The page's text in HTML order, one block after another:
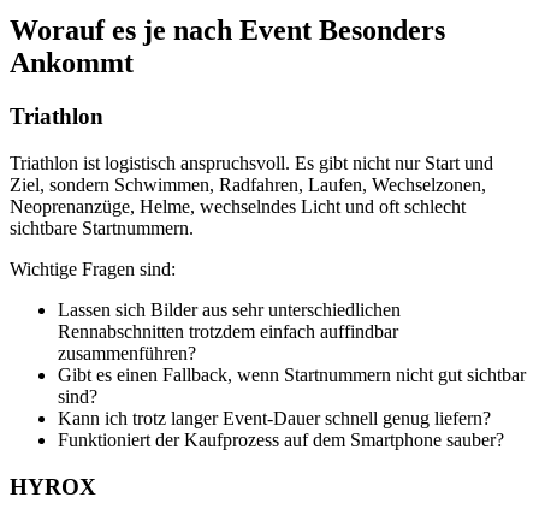
Worauf es je nach Event Besonders
Ankommt
Triathlon
Triathlon ist logistisch anspruchsvoll. Es gibt nicht nur Start und
Ziel, sondern Schwimmen, Radfahren, Laufen, Wechselzonen,
Neoprenanzüge, Helme, wechselndes Licht und oft schlecht
sichtbare Startnummern.
Wichtige Fragen sind:
Lassen sich Bilder aus sehr unterschiedlichen
Rennabschnitten trotzdem einfach auffindbar
zusammenführen?
Gibt es einen Fallback, wenn Startnummern nicht gut sichtbar
sind?
Kann ich trotz langer Event-Dauer schnell genug liefern?
Funktioniert der Kaufprozess auf dem Smartphone sauber?
HYROX